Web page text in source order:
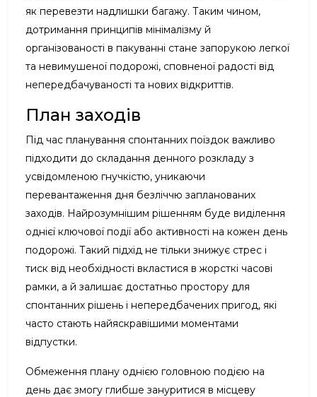
як перевезти надлишки багажу. Таким чином,
дотримання принципів мінімалізму й
організованості в пакуванні стане запорукою легкої
та невимушеної подорожі, сповненої радості від
непередбачуваності та нових відкриттів.
План заходів
Під час планування спонтанних поїздок важливо
підходити до складання денного розкладу з
усвідомленою гнучкістю, уникаючи
перевантаження дня безліччю запланованих
заходів. Найрозумнішим рішенням буде виділення
однієї ключової події або активності на кожен день
подорожі. Такий підхід не тільки знижує стрес і
тиск від необхідності вкластися в жорсткі часові
рамки, а й залишає достатньо простору для
спонтанних рішень і непередбачених пригод, які
часто стають найяскравішими моментами
відпустки.
Обмеження плану однією головною подією на
день дає змогу глибше зануритися в місцеву